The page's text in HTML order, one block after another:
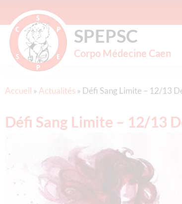
SPEPSC
Corpo Médecine Caen
Accueil » Actualités» Défi Sang Limite – 12/13
Défi Sang Limite – 12/13